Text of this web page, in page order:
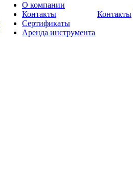
О компании
Контакты
Сертификаты
Аренда инструмента
Контакты